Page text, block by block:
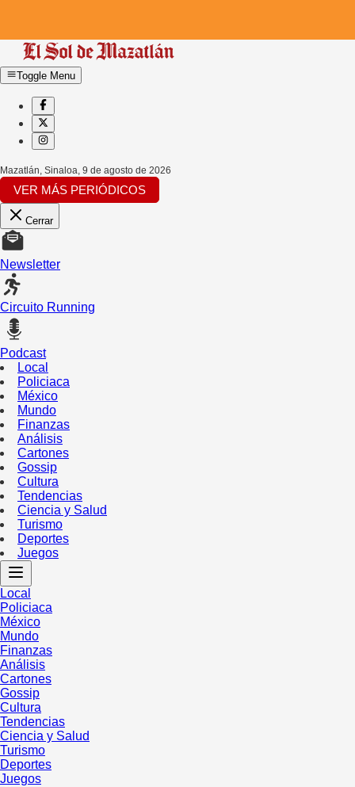
Toggle Menu
Mazatlán, Sinaloa, 9 de agosto de 2026
VER MÁS PERIÓDICOS
Cerrar
Newsletter
Circuito Running
Podcast
Local
Policiaca
México
Mundo
Finanzas
Análisis
Cartones
Gossip
Cultura
Tendencias
Ciencia y Salud
Turismo
Deportes
Juegos
Local
Policiaca
México
Mundo
Finanzas
Análisis
Cartones
Gossip
Cultura
Tendencias
Ciencia y Salud
Turismo
Deportes
Juegos